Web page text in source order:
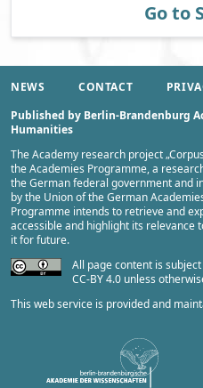
Go to
NEWS CONTACT
Published by Berlin-Brandenburg
Humanities
The Academy research project „
theAcademies Programme, a
the German federal government and
by the Union of the German
Programme intends to retrieve and
accessible and highlight its relevance
it for future.
All page content is
CC-BY 4.0 unless
This web service is provided and